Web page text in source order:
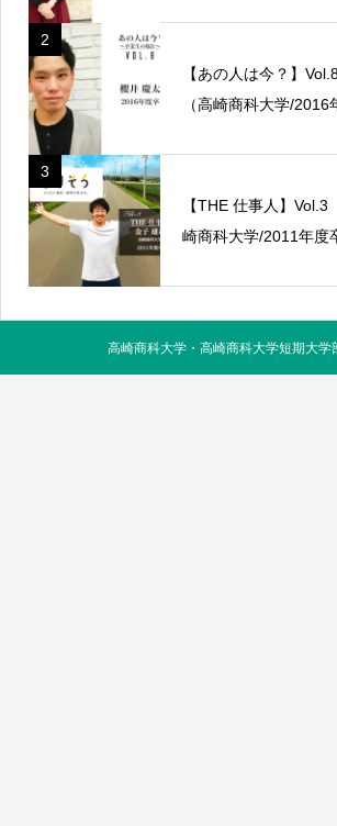
2
【あの人は今？】
（高崎商科大学/2016
3
【THE 仕事人】
崎商科大学/2011年度
高崎商科大学・高崎商科大学短期大学